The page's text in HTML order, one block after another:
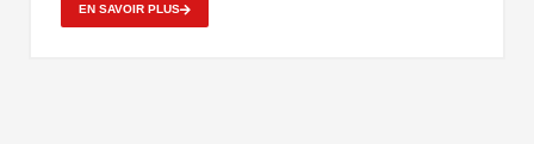
EN SAVOIR PLUS